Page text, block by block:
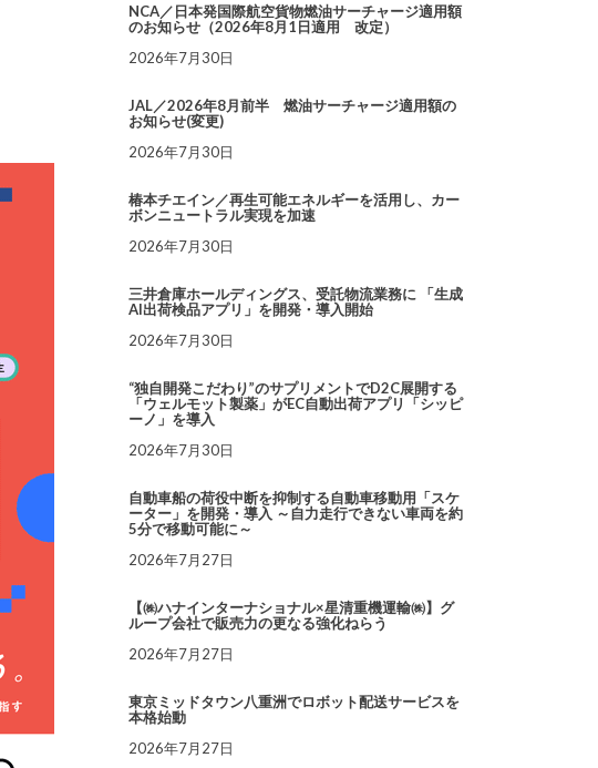
NCA／日本発国際航空貨物燃油サーチャージ適用額
のお知らせ（2026年8月1日適用 改定）
2026年7月30日
JAL／2026年8月前半 燃油サーチャージ適用額の
お知らせ(変更)
2026年7月30日
椿本チエイン／再生可能エネルギーを活用し、カー
ボンニュートラル実現を加速
2026年7月30日
三井倉庫ホールディングス、受託物流業務に 「生成
AI出荷検品アプリ」を開発・導入開始
2026年7月30日
“独自開発こだわり”のサプリメントでD2C展開する
「ウェルモット製薬」がEC自動出荷アプリ「シッピ
ーノ」を導入
2026年7月30日
自動車船の荷役中断を抑制する自動車移動用「スケ
ーター」を開発・導入 ～自力走行できない車両を約
5分で移動可能に～
2026年7月27日
【㈱ハナインターナショナル×星清重機運輸㈱】グ
ループ会社で販売力の更なる強化ねらう
2026年7月27日
東京ミッドタウン八重洲でロボット配送サービスを
本格始動
2026年7月27日